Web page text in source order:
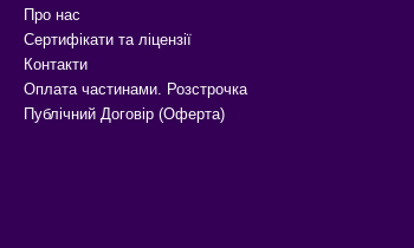
Про нас
Сертифікати та ліцензії
Контакти
Оплата частинами. Розстрочка
Публічний Договір (Оферта)